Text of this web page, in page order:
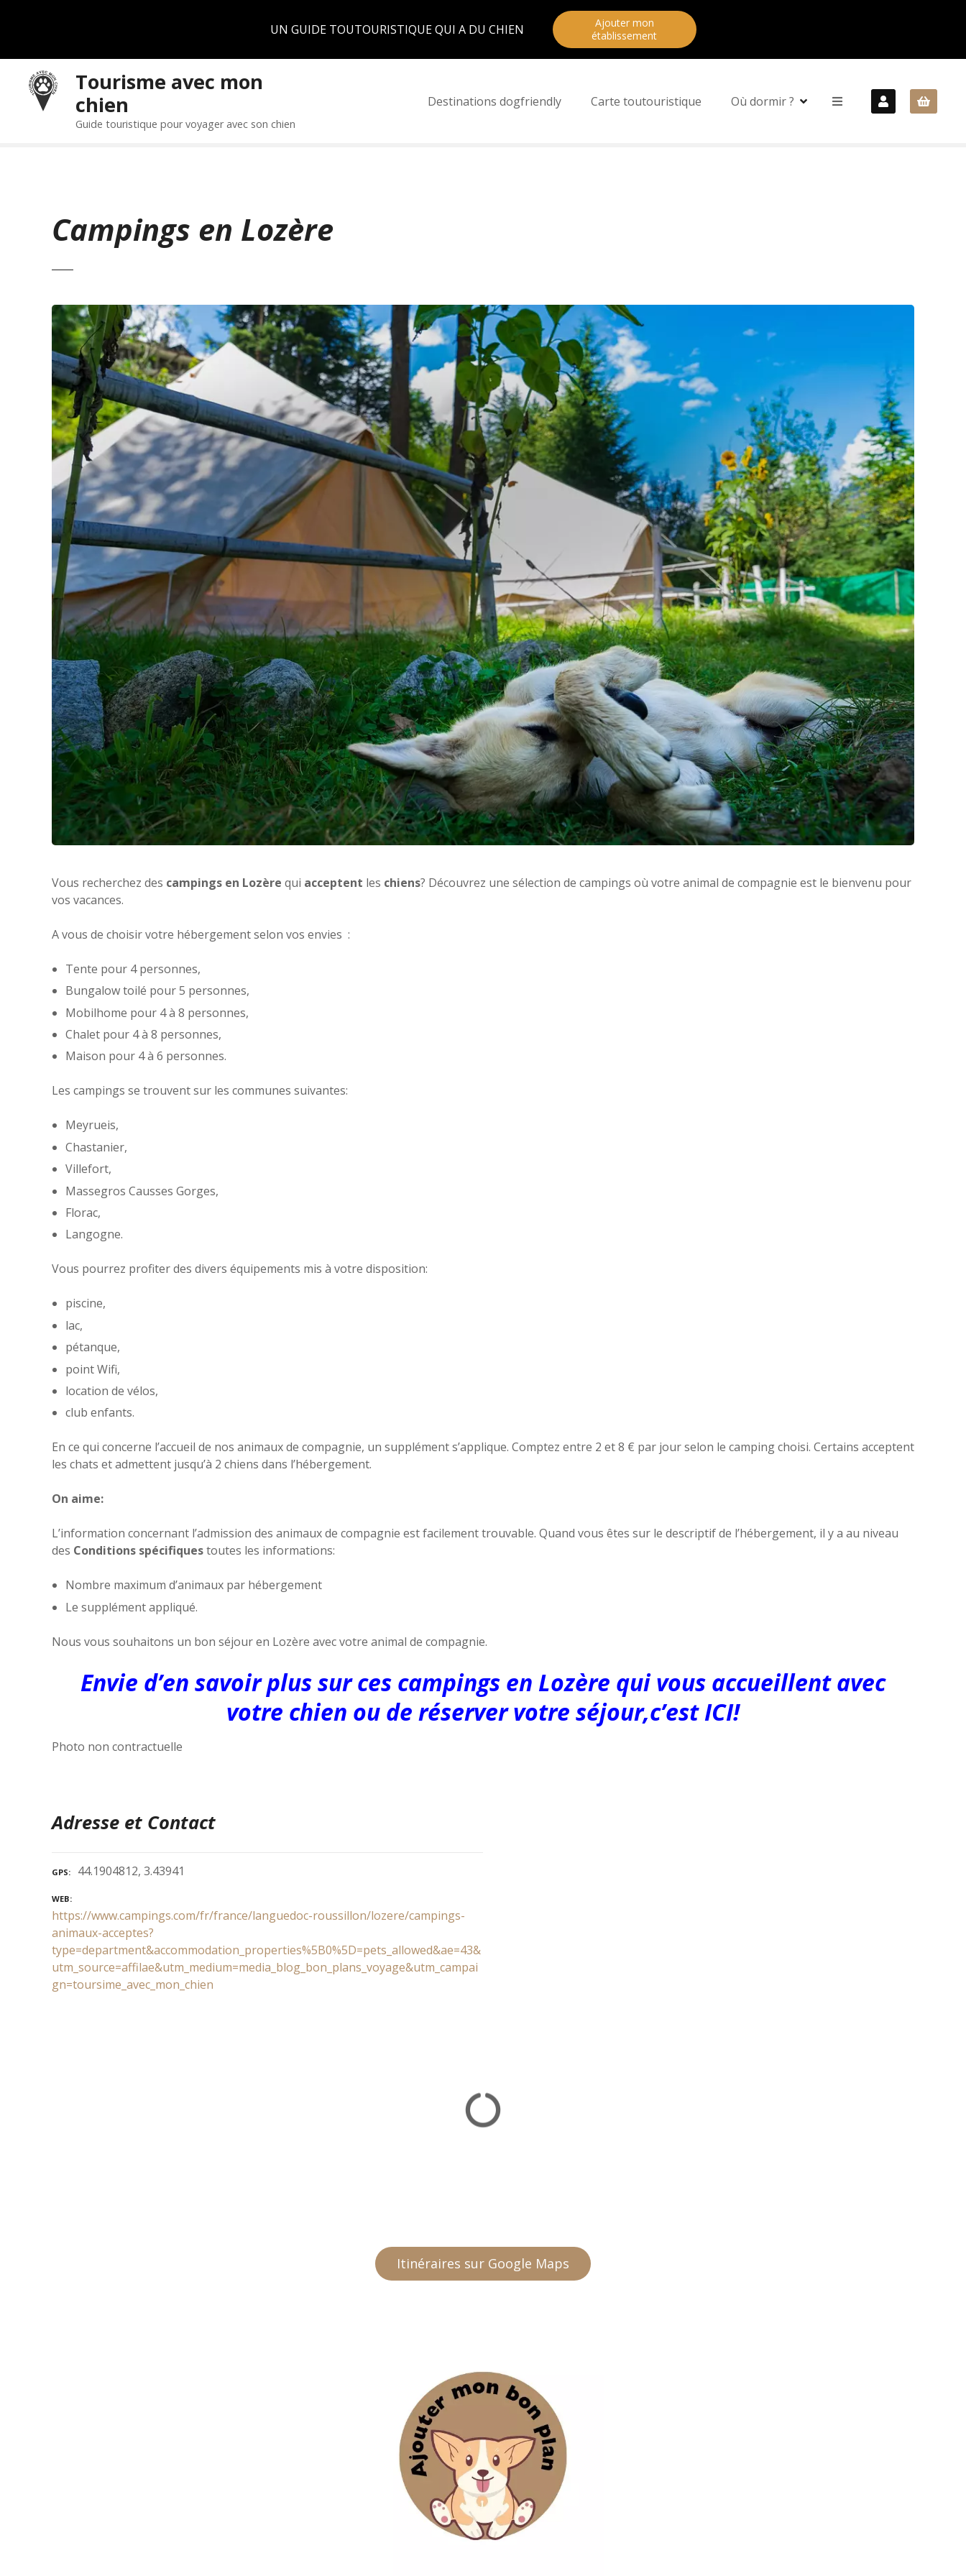
UN GUIDE TOUTOURISTIQUE QUI A DU CHIEN
Ajouter mon
établissement
Tourisme avec mon
chien
Guide touristique pour voyager avec son chien
Destinations dogfriendly Carte toutouristique Où dormir ?
Campings en Lozère
Vous recherchez des campings en Lozère qui acceptent les chiens? Découvrez une sélection de campings où votre animal de compagnie est le bienvenu pour
vos vacances.
A vous de choisir votre hébergement selon vos envies :
Tente pour 4 personnes,
Bungalow toilé pour 5 personnes,
Mobilhome pour 4 à 8 personnes,
Chalet pour 4 à 8 personnes,
Maison pour 4 à 6 personnes.
Les campings se trouvent sur les communes suivantes:
Meyrueis,
Chastanier,
Villefort,
Massegros Causses Gorges,
Florac,
Langogne.
Vous pourrez profiter des divers équipements mis à votre disposition:
piscine,
lac,
pétanque,
point Wifi,
location de vélos,
club enfants.
En ce qui concerne l’accueil de nos animaux de compagnie, un supplément s’applique. Comptez entre 2 et 8 € par jour selon le camping choisi. Certains acceptent
les chats et admettent jusqu’à 2 chiens dans l’hébergement.
On aime:
L’information concernant l’admission des animaux de compagnie est facilement trouvable. Quand vous êtes sur le descriptif de l’hébergement, il y a au niveau
des Conditions spécifiquestoutes les informations:
Nombre maximum d’animaux par hébergement
Le supplément appliqué.
Nous vous souhaitons un bon séjour en Lozère avec votre animal de compagnie.
Envie d’en savoir plus sur ces campings en Lozère qui vous accueillent avec
votre chien ou de réserver votre séjour,c’est ICI!
Photo non contractuelle
Adresse et Contact
GPS 44.1904812, 3.43941
WEB
https://www.campings.com/fr/france/languedoc-roussillon/lozere/campings-
animaux-acceptes?
type=department&accommodation_properties%5B0%5D=pets_allowed&ae=43&
utm_source=affilae&utm_medium=media_blog_bon_plans_voyage&utm_campai
gn=toursime_avec_mon_chien
Itinéraires sur Google Maps